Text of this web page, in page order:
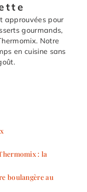
approuvées pour
gourmands,
Notre
en cuisine sans
: la
boulangère au